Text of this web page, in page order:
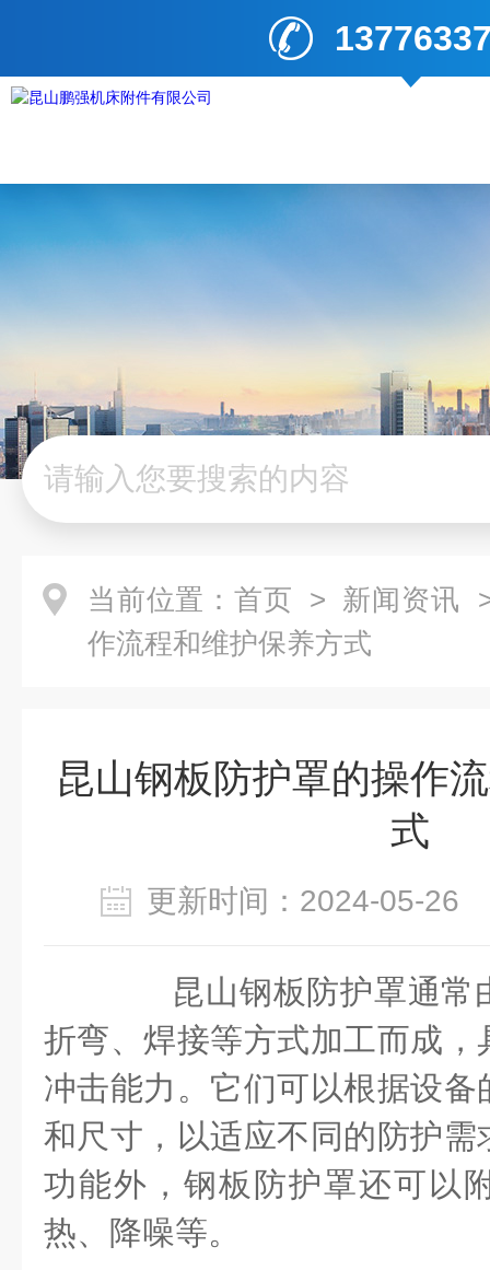
当前位置： 首页 > 新闻资讯
作流程和维护保养方式
昆山钢板防护罩的操作
式
更新时间：2024-05-
昆山钢板防护罩通常
折弯、焊接等方式加工而成
冲击能力。它们可以根据设
和尺寸，以适应不同的防护
功能外，钢板防护罩还可以
热、降噪等。